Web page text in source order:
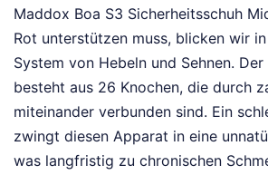
Maddox Boa S3 Sicherheitsschuh
Rot unterstützen muss, blicken wir
System von Hebeln und Sehnen.
besteht aus 26 Knochen, die durch
miteinander verbunden sind. Ein
zwingt diesen Apparat in eine
was langfristig zu chronischen